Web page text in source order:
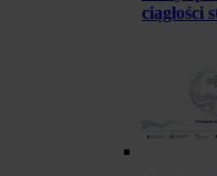
ciągłości